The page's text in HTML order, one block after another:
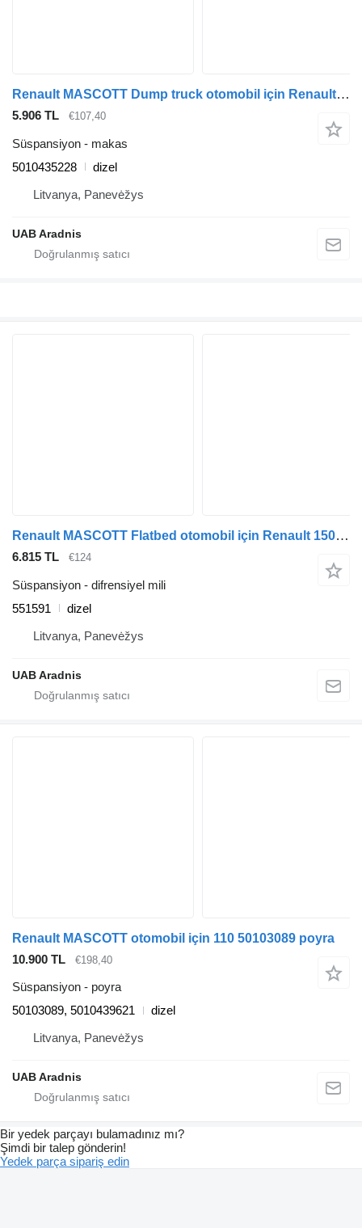
Renault MASCOTT Dump truck otomobil için Renault 90 5010435228 makas
5.906 TL €107,40
Süspansiyon - makas
5010435228
dizel
Litvanya, Panevėžys
UAB Aradnis
Renault MASCOTT Flatbed otomobil için Renault 150.35 551591 difrensiyel mili
6.815 TL €124
Süspansiyon - difrensiyel mili
551591
dizel
Litvanya, Panevėžys
UAB Aradnis
Renault MASCOTT otomobil için 110 50103089 poyra
10.900 TL
€198,40
Süspansiyon - poyra
50103089, 5010439621
dizel
Litvanya, Panevėžys
UAB Aradnis
Bir yedek parçayı bulamadınız mı?
Şimdi bir talep gönderin!
Yedek parça sipariş edin